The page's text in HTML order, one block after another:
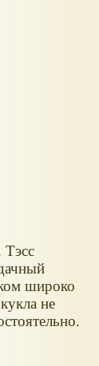
широко
не